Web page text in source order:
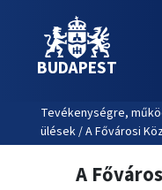
BUDAPEST
Tevékenységre,
ülések / A Fővárosi
A